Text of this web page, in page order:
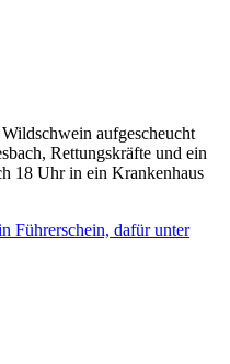
aufgescheucht
Rettungskräfte und ein
18 Uhr in ein Krankenhaus
Führerschein, dafür unter